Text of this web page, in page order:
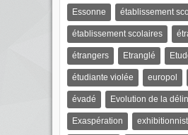
Essonne établissement
établissement scolaires
étrangers Etranglé
étudiante violée europol
évadé Evolution de la
Exaspération